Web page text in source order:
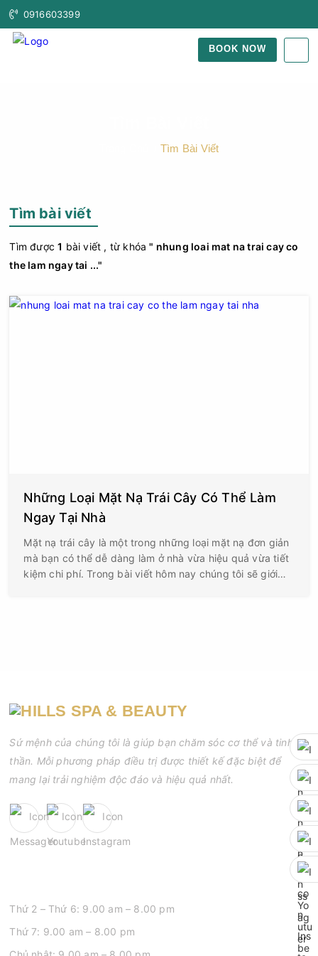
0916603399
BOOK NOW
Tìm Bài Viết
Tìm bài viết
Tìm được1 bài viết , từ khóa" nhung loai mat na trai cay co
the lam ngay tai ..."
Những Loại Mặt Nạ Trái Cây Có Thể Làm
Ngay Tại Nhà
Mặt nạ trái cây là một trong những loại mặt nạ đơn giản
mà bạn có thể dễ dàng làm ở nhà vừa hiệu quả vừa tiết
kiệm chi phí. Trong bài viết hôm nay chúng tôi sẽ giới
Sứ mệnh của chúng tôi là giúp bạn chăm sóc cơ thể và tinh
thần. Mỗi phương pháp điều trị được thiết kế đặc biệt để
mang lại trải nghiệm độc đáo và hiệu quả nhất.
Thứ 2 – Thứ 6: 9.00 am – 8.00 pm
Thứ 7: 9.00 am – 8.00 pm